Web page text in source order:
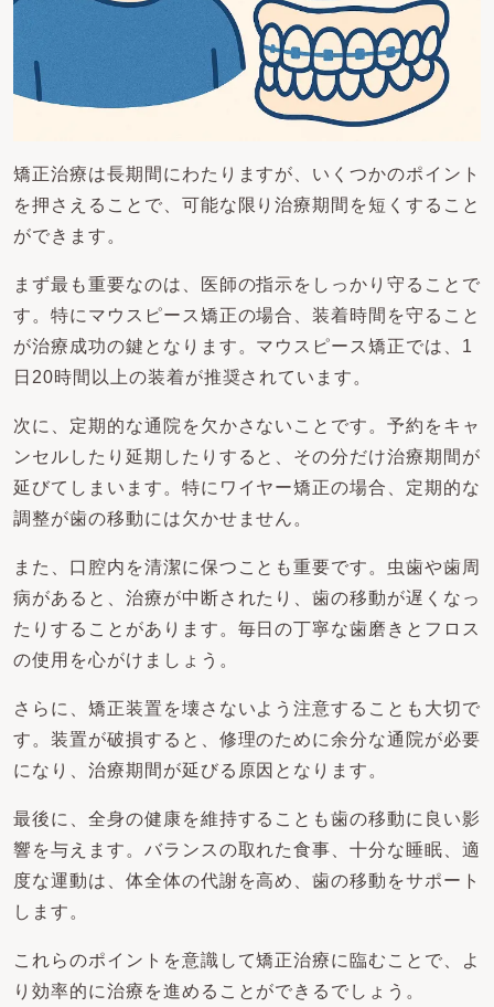
矯正治療は長期間にわたりますが、いくつかのポイント
を押さえることで、可能な限り治療期間を短くすること
ができます。
まず最も重要なのは、医師の指示をしっかり守ることで
す。特にマウスピース矯正の場合、装着時間を守ること
が治療成功の鍵となります。マウスピース矯正では、1
日20時間以上の装着が推奨されています。
次に、定期的な通院を欠かさないことです。予約をキャ
ンセルしたり延期したりすると、その分だけ治療期間が
延びてしまいます。特にワイヤー矯正の場合、定期的な
調整が歯の移動には欠かせません。
また、口腔内を清潔に保つことも重要です。虫歯や歯周
病があると、治療が中断されたり、歯の移動が遅くなっ
たりすることがあります。毎日の丁寧な歯磨きとフロス
の使用を心がけましょう。
さらに、矯正装置を壊さないよう注意することも大切で
す。装置が破損すると、修理のために余分な通院が必要
になり、治療期間が延びる原因となります。
最後に、全身の健康を維持することも歯の移動に良い影
響を与えます。バランスの取れた食事、十分な睡眠、適
度な運動は、体全体の代謝を高め、歯の移動をサポート
します。
これらのポイントを意識して矯正治療に臨むことで、よ
り効率的に治療を進めることができるでしょう。